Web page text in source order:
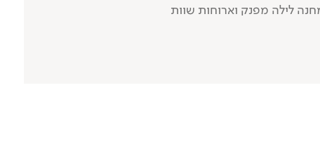
לילה מפנק וארוחות שוות